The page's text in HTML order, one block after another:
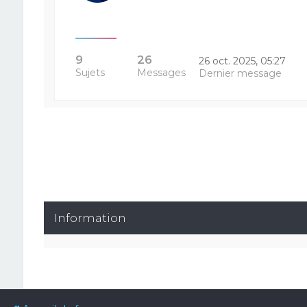
9
Sujets
26
Messages
26 oct. 2025, 05:27
Dernier message
Information